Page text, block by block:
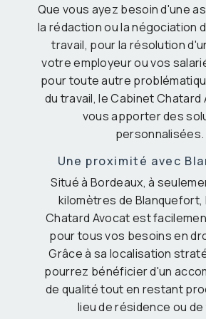
Que vous ayez besoin d'une
la rédaction ou la négociation
travail, pour la résolution
votre employeur ou vos
pour toute autre
du travail, le Cabinet Chatard
vous apporter des
personnalisées.
Une proximité avec
Situé à Bordeaux, à
kilomètres de Blanquefort,
Chatard Avocat est
pour tous vos besoins en
Grâce à sa localisation
pourrez bénéficier d'un
de qualité tout en restant
lieu de résidence ou de